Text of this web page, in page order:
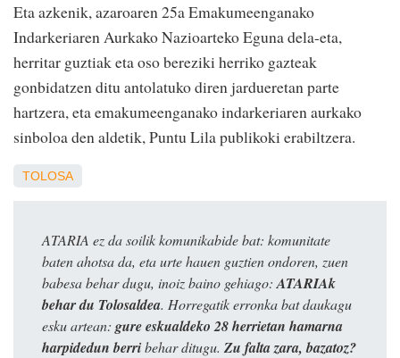
Eta azkenik, azaroaren 25a Emakumeenganako
Indarkeriaren Aurkako Nazioarteko Eguna dela-eta,
herritar guztiak eta oso bereziki herriko gazteak
gonbidatzen ditu antolatuko diren jardueretan parte
hartzera, eta emakumeenganako indarkeriaren aurkako
sinboloa den aldetik, Puntu Lila publikoki erabiltzera.
TOLOSA
ATARIA ez da soilik komunikabide bat: komunitate
baten ahotsa da, eta urte hauen guztien ondoren, zuen
babesa behar dugu, inoiz baino gehiago: ATARIAk
behar du Tolosaldea. Horregatik erronka bat daukagu
esku artean: gure eskualdeko 28 herrietan hamarna
harpidedun berribehar ditugu. Zu falta zara, bazatoz?